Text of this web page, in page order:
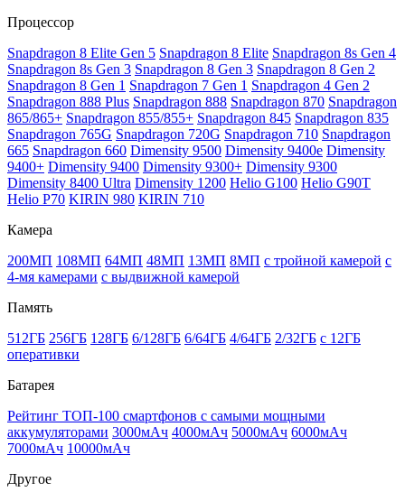
Процессор
Snapdragon 8 Elite Gen 5 Snapdragon 8 Elite Snapdragon 8s Gen 4
Snapdragon 8s Gen 3 Snapdragon 8 Gen 3 Snapdragon 8 Gen 2
Snapdragon 8 Gen 1 Snapdragon 7 Gen 1 Snapdragon 4 Gen 2
Snapdragon 888 Plus Snapdragon 888 Snapdragon 870 Snapdragon
865/865+ Snapdragon 855/855+ Snapdragon 845 Snapdragon 835
Snapdragon 765G Snapdragon 720G Snapdragon 710 Snapdragon
665 Snapdragon 660 Dimensity 9500 Dimensity 9400e Dimensity
9400+ Dimensity 9400 Dimensity 9300+ Dimensity 9300
Dimensity 8400 Ultra Dimensity 1200 Helio G100 Helio G90T
Helio P70 KIRIN 980 KIRIN 710
Камера
200МП 108МП 64МП 48МП 13МП 8МП с тройной камерой с
4-мя камерами с выдвижной камерой
Память
512ГБ 256ГБ 128ГБ 6/128ГБ 6/64ГБ 4/64ГБ 2/32ГБ с 12ГБ
оперативки
Батарея
Рейтинг ТОП-100 смартфонов с самыми мощными
аккумуляторами 3000мАч 4000мАч 5000мАч 6000мАч
7000мАч 10000мАч
Другое